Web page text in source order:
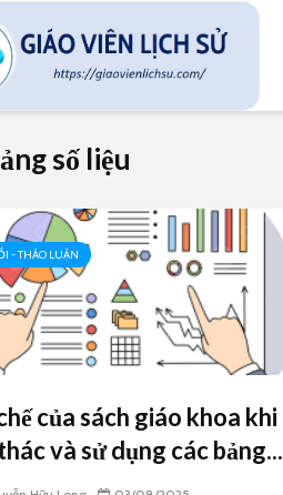
số liệu
- THẢO LUẬN
của sách giáo khoa khi
và sử dụng các bảng...